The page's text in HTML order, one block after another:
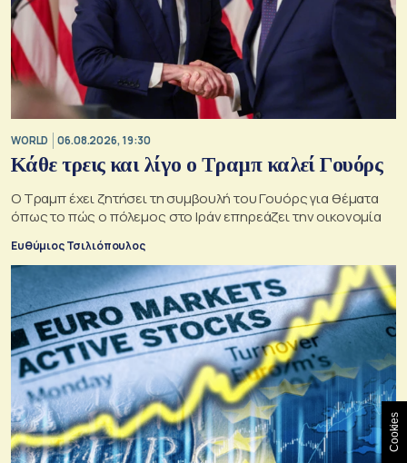
WORLD 06.08.2026, 19:30
Κάθε τρεις και λίγο ο Τραμπ καλεί Γουόρς
Ο Τραμπ έχει ζητήσει τη συμβουλή του Γουόρς για θέματα
όπως το πώς ο πόλεμος στο Ιράν επηρεάζει την οικονομία
Ευθύμιος Τσιλιόπουλος
Cookies